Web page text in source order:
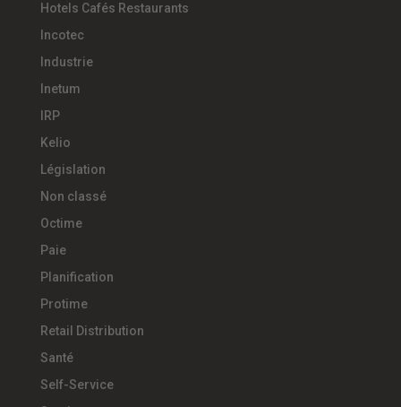
Hotels Cafés Restaurants
Incotec
Industrie
Inetum
IRP
Kelio
Législation
Non classé
Octime
Paie
Planification
Protime
Retail Distribution
Santé
Self-Service